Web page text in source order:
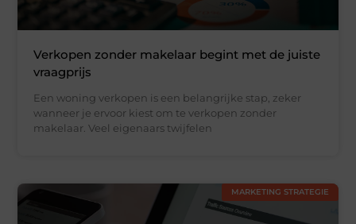
Verkopen zonder makelaar begint met de juiste
vraagprijs
Een woning verkopen is een belangrijke stap, zeker
wanneer je ervoor kiest om te verkopen zonder
makelaar. Veel eigenaars twijfelen
MARKETING STRATEGIE